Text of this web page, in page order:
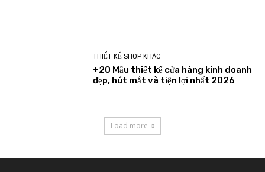
THIẾT KẾ SHOP KHÁC
+20 Mẫu thiết kế cửa hàng kinh doanh
đẹp, hút mắt và tiện lợi nhất 2026
Load more